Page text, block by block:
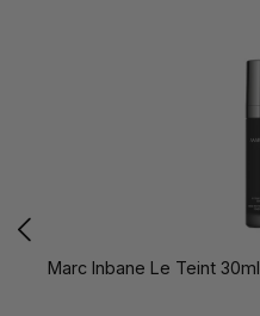
Marc Inbane Le Teint 30ml